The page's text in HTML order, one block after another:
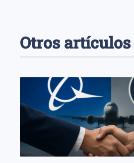
Otros artículos